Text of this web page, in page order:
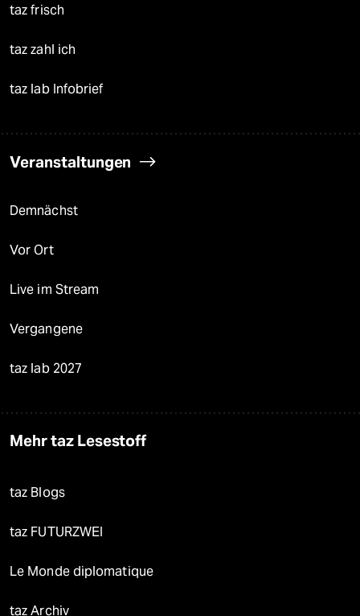
taz frisch
taz zahl ich
taz lab Infobrief
Veranstaltungen
Demnächst
Vor Ort
Live im Stream
Vergangene
taz lab 2027
Mehr taz Lesestoff
taz Blogs
taz FUTURZWEI
Le Monde diplomatique
taz Archiv